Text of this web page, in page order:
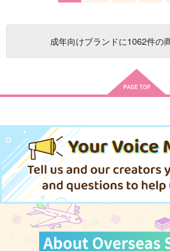
成年向けブランドに1062件の